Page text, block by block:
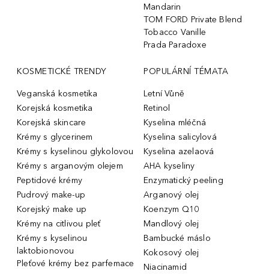
Mandarin
TOM FORD Private Blend
Tobacco Vanille
Prada Paradoxe
KOSMETICKÉ TRENDY
Veganská kosmetika
Korejská kosmetika
Korejská skincare
Krémy s glycerinem
Krémy s kyselinou glykolovou
Krémy s arganovým olejem
Peptidové krémy
Pudrový make-up
Korejský make up
Krémy na citlivou pleť
Krémy s kyselinou
laktobionovou
Pleťové krémy bez parfemace
POPULÁRNÍ TÉMATA
Letní Vůně
Retinol
Kyselina mléčná
Kyselina salicylová
Kyselina azelaová
AHA kyseliny
Enzymatický peeling
Arganový olej
Koenzym Q10
Mandlový olej
Bambucké máslo
Kokosový olej
Niacinamid